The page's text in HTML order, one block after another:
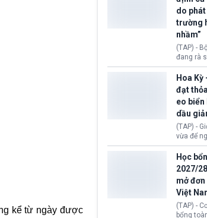
kể từ ngày được
người
nay,
gan B
sẽ không
định
chuẩn
chi phí
do
trường
nhầm”
(TAP) -
đang rà
sơ thuộc
Định cư
EUSS)
có
quy chế
Brexit
Động thái
lên lo
thi Thỏa
Liên
Hoa
đạt
eo
dầu
(TAP) -
vừa để
sớm đạt
Iran
Hormuz,
việc khôi
động
tín hiệu
cực này
đến thị
Học
2027/
mở
Việt
(TAP) -
bổng